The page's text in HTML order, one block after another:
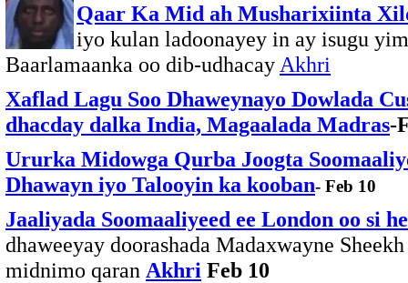
Qaar Ka Mid ah Musharixiinta
iyo kulan ladoonayey in ay isugu
Baarlamaanka oo dib-udhacay Akhri
Xaflad Lagu Soo Dhaweynayo Dowlada
dhacday dalka India, Magaalada Madras-
Ururka Midowga Qurba Joogta
Dhawayn iyo Talooyin ka kooban- Feb 10
Jaaliyada Soomaaliyeed ee London oo si
dhaweeyay doorashada Madaxwayne
midnimo qaran Akhri Feb 10